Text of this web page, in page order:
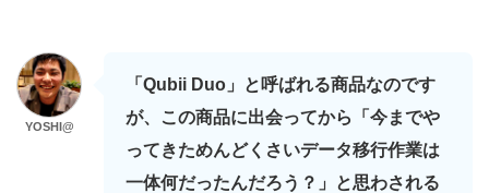
YOSHI@
「Qubii Duo」と呼ばれる商品なのです
が、この商品に出会ってから「今までや
ってきためんどくさいデータ移行作業は
一体何だったんだろう？」と思わされる